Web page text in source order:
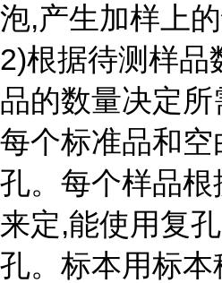
泡,产生加样上的
2)根据待测样品
品的数量决定所
每个标准品和空
孔。每个样品
来定,能使用复
孔。标本用标